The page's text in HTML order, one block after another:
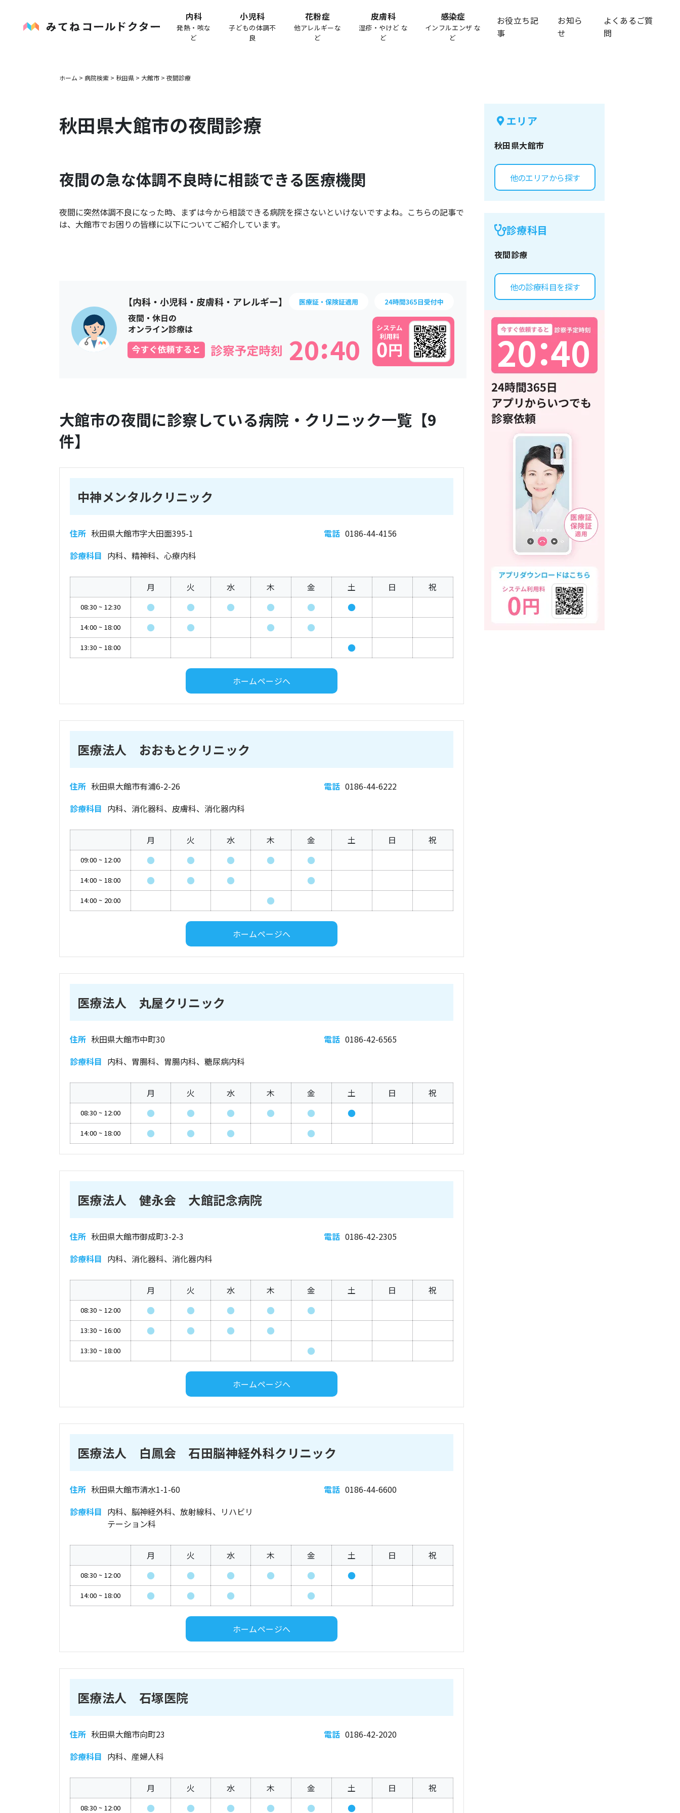
内科
発熱・咳な
ど
小児科
子どもの体調不
良
花粉症
他アレルギーな
ど
皮膚科
湿疹・やけど な
ど
感染症
インフルエンザ な
ど
お役立ち記
事
お知ら
せ
よくあるご質
問
ホーム > 病院検索 > 秋田県 > 大館市 > 夜間診療
秋田県大館市の夜間診療
夜間の急な体調不良時に相談できる医療機関
夜間に突然体調不良になった時、まずは今から相談できる病院を探さないといけないですよね。こちらの記事で
は、 大館市でお困りの皆様に以下についてご紹介しています。
20 40
:
大館市の夜間に診察している病院・クリニック一覧【9
件】
中神メンタルクリニック
住所 秋田県大館市字大田面395-1 電話 0186-44-4156
診療科目 内科、精神科、心療内科
月 火 水 木 金 土 日 祝
08:30 ~ 12:30 ● ● ● ● ● ●
14:00 ~ 18:00 ● ● ● ●
13:30 ~ 18:00 ●
ホームページへ
医療法人 おおもとクリニック
住所 秋田県大館市有浦6-2-26 電話 0186-44-6222
診療科目 内科、消化器科、皮膚科、消化器内科
月 火 水 木 金 土 日 祝
09:00 ~ 12:00 ● ● ● ● ●
14:00 ~ 18:00 ● ● ● ●
14:00 ~ 20:00 ●
ホームページへ
医療法人 丸屋クリニック
住所 秋田県大館市中町30 電話 0186-42-6565
診療科目 内科、胃腸科、胃腸内科、糖尿病内科
月 火 水 木 金 土 日 祝
08:30 ~ 12:00 ● ● ● ● ● ●
14:00 ~ 18:00 ● ● ● ●
医療法人 健永会 大館記念病院
住所 秋田県大館市御成町3-2-3 電話 0186-42-2305
診療科目 内科、消化器科、消化器内科
月 火 水 木 金 土 日 祝
08:30 ~ 12:00 ● ● ● ● ●
13:30 ~ 16:00 ● ● ● ●
13:30 ~ 18:00 ●
ホームページへ
医療法人 白鳳会 石田脳神経外科クリニック
住所 秋田県大館市清水1-1-60 電話 0186-44-6600
診療科目 内科、脳神経外科、放射線科、リハビリ
テーション科
月 火 水 木 金 土 日 祝
08:30 ~ 12:00 ● ● ● ● ● ●
14:00 ~ 18:00 ● ● ● ●
ホームページへ
医療法人 石塚医院
住所 秋田県大館市向町23 電話 0186-42-2020
診療科目 内科、産婦人科
月 火 水 木 金 土 日 祝
08:30 ~ 12:00 ● ● ● ● ● ●
エリア
秋田県大館市
他のエリアから探す
診療科目
夜間診療
他の診療科目を探す
20：
40